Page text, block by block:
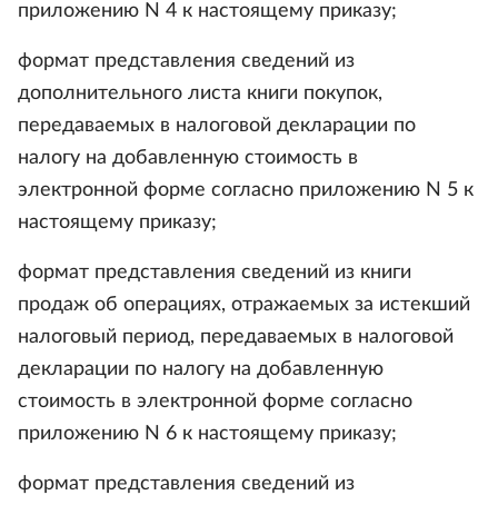
приложению N 4 к настоящему приказу;
формат представления сведений из
дополнительного листа книги покупок,
передаваемых в налоговой декларации по
налогу на добавленную стоимость в
электронной форме согласно приложению N 5 к
настоящему приказу;
формат представления сведений из книги
продаж об операциях, отражаемых за истекший
налоговый период, передаваемых в налоговой
декларации по налогу на добавленную
стоимость в электронной форме согласно
приложению N 6 к настоящему приказу;
формат представления сведений из